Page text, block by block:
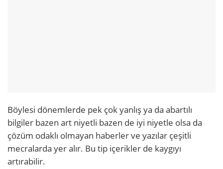
Böylesi dönemlerde pek çok yanlış ya da abartılı
bilgiler bazen art niyetli bazen de iyi niyetle olsa da
çözüm odaklı olmayan haberler ve yazılar çeşitli
mecralarda yer alır. Bu tip içerikler de kaygıyı
artırabilir.